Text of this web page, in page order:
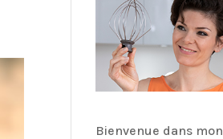
Bienvenue dans mon